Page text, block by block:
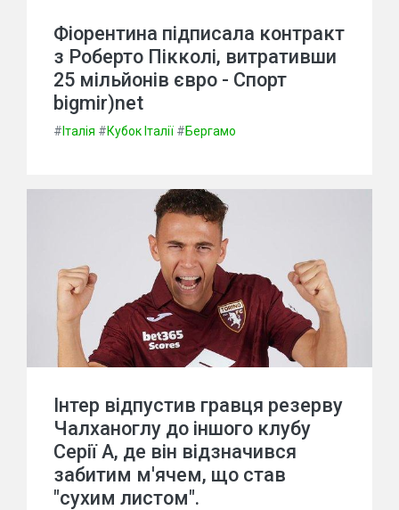
Фіорентина підписала контракт
з Роберто Пікколі, витративши
25 мільйонів євро - Спорт
bigmir)net
# Італія #Кубок Італії #Бергамо
Інтер відпустив гравця резерву
Чалханоглу до іншого клубу
Серії А, де він відзначився
забитим м'ячем, що став
"сухим листом".